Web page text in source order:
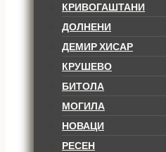
КРИВОГАШТАНИ
ДОЛНЕНИ
ДЕМИР ХИСАР
КРУШЕВО
БИТОЛА
МОГИЛА
НОВАЦИ
РЕСЕН